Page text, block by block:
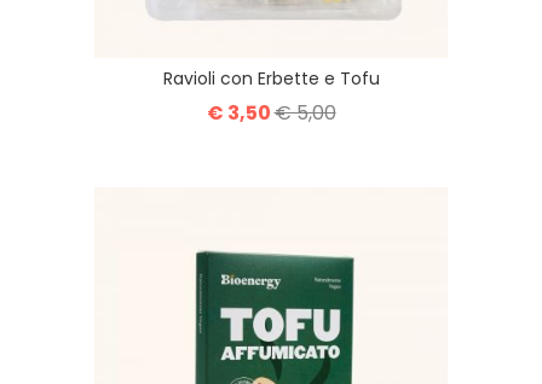
Ravioli con Erbette e Tofu
€ 3,50€ 5,00